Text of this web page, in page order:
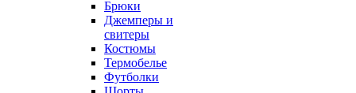
Брюки
Джемперы и
свитеры
Костюмы
Термобелье
Футболки